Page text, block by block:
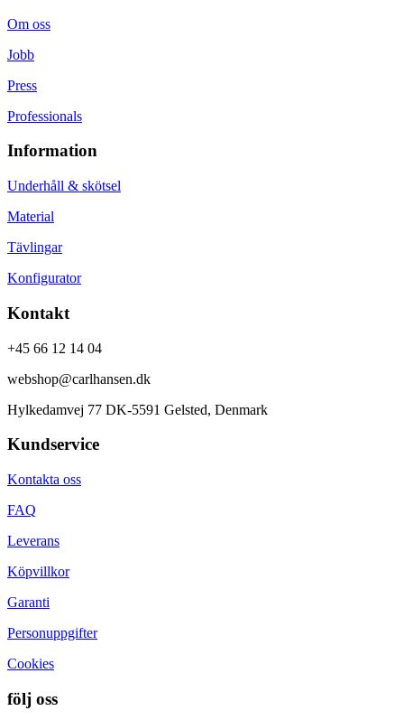
Om oss
Jobb
Press
Professionals
Information
Underhåll & skötsel
Material
Tävlingar
Konfigurator
Kontakt
+45 66 12 14 04
webshop@carlhansen.dk
Hylkedamvej 77 DK-5591 Gelsted, Denmark
Kundservice
Kontakta oss
FAQ
Leverans
Köpvillkor
Garanti
Personuppgifter
Cookies
följ oss